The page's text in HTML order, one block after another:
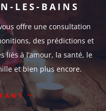
LES-BAINS
offre une consultation
des prédictions et
liés à l’amour, la santé, le
et bien plus encore.